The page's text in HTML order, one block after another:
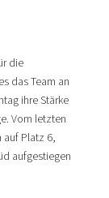
die
das Team an
ihre Stärke
Vom letzten
Platz 6,
aufgestiegen